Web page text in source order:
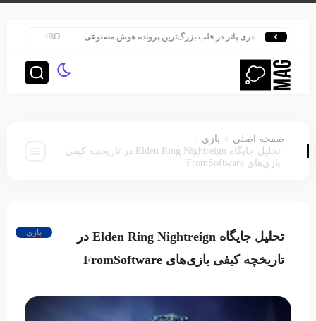
هری پاتر در قلب بزرگ‌ترین پرونده هوش مصنوعی
صفحه اصلی > بازی :
تحلیل جایگاه Elden Ring Nightreign در تاریخچه کیفی
بازی‌های FromSoftware
تحلیل جایگاه Elden Ring Nightreign در
تاریخچه کیفی بازی‌های FromSoftware
بازی